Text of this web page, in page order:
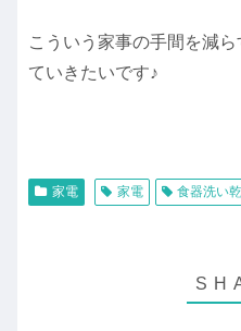
こういう家事の手間を減
ていきたいです♪
家電 家電 食器洗い